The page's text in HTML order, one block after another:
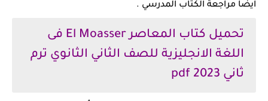
ايضا مراجعة الكتاب المدرسي .
تحميل كتاب المعاصر El Moasser فى
اللغة الانجليزية للصف الثاني الثانوي ترم
ثاني 2023 pdf